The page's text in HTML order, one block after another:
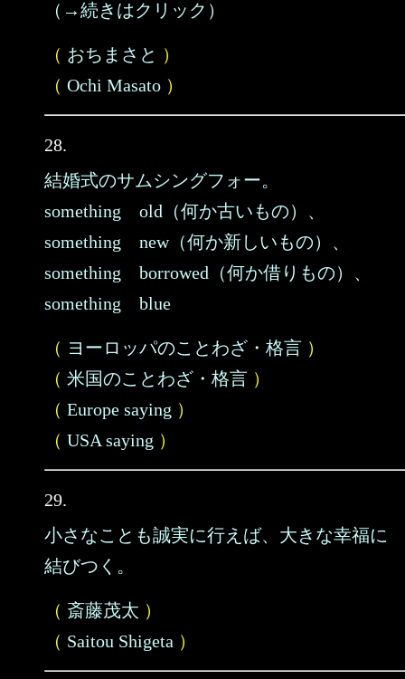
（→続きはクリック）
（ おちまさと ）
（ Ochi Masato ）
28.
結婚式のサムシングフォー。
something old（何か古いもの）、
something new（何か新しいもの）、
something borrowed（何か借りもの）、
something blue
（ ヨーロッパのことわざ・格言 ）
（ 米国のことわざ・格言 ）
（ Europe saying ）
（ USA saying ）
29.
小さなことも誠実に行えば、大きな幸福に
結びつく。
（ 斎藤茂太 ）
（ Saitou Shigeta ）